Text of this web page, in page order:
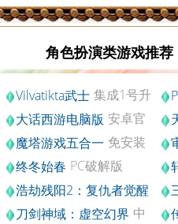
角色扮演类游戏推荐
Vilvatikta武士 集成1号升
级档硬盘版
大话西游电脑版 安卓官
方版v1.1.74
魔塔游戏五合一 免安装
版终冬始春 PC破解版
浩劫残阳2：复仇者觉醒
破解版
版
刀剑神域：虚空幻界 中